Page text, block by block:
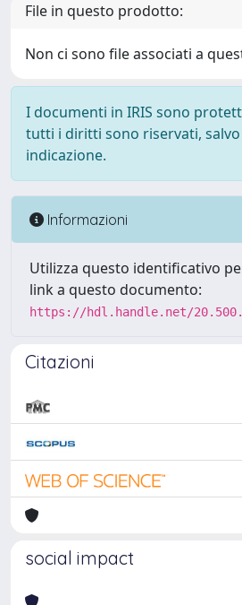
File in questo prodotto:
Non ci sono file associati a
I documenti in IRIS sono
tutti i diritti sono riservati, salvo
indicazione.
Informazioni
Utilizza questo identificativo
link a questo documento:
https://hdl.handle.net/
Citazioni
social impact